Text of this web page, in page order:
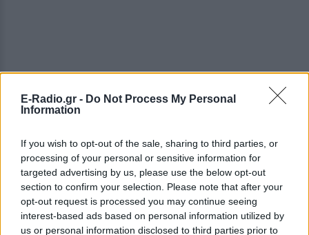
E-Radio.gr - Do Not Process My Personal
Information
If you wish to opt-out of the sale, sharing to third parties, or
processing of your personal or sensitive information for
targeted advertising by us, please use the below opt-out
section to confirm your selection. Please note that after your
opt-out request is processed you may continue seeing
interest-based ads based on personal information utilized by
us or personal information disclosed to third parties prior to
ΔΕΙΤΕ ΕΠΙΣΗΣ
ΣΤΗΝ ΙΔΙΑ ΚΑΤΗΓΟΡΙΑ
Χρήστος Δάντης: «Συνάδελφοι
προσπαθούν να ξεχάσουν ότι